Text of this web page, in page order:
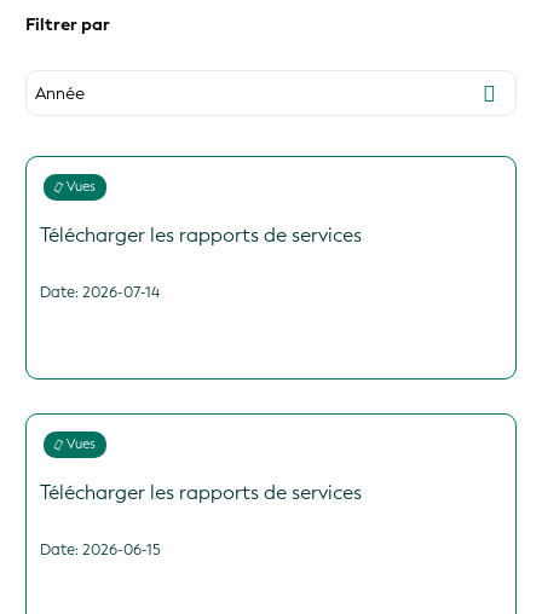
Filtrer par
Année
2025
2024
2023
2021
2016
Vues
Télécharger les rapports de services
Date: 2026-07-14
Vues
Télécharger les rapports de services
Date: 2026-06-15